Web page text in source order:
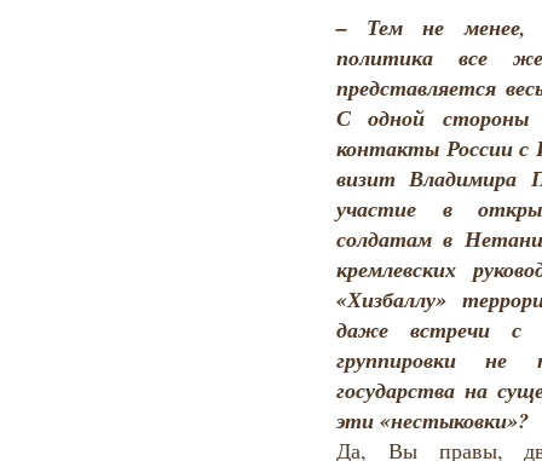
– Тем не менее,
политика все
представляется
С одной стороны
контакты России с
визит Владимира
участие в
солдатам в
кремлевских
«Хизбаллу»
даже встречи с
группировки не
государства на
эти «нестыковки»?
Да, Вы правы,